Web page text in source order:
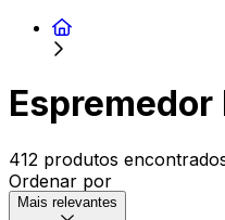
Espremedor
412 produtos
Ordenar por
Mais relevantes